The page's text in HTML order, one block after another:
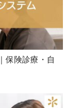
保険診療・自